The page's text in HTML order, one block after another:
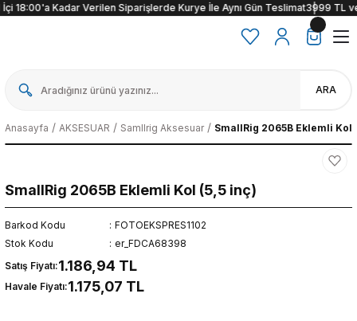
18:00'a Kadar Verilen Siparişlerde Kurye İle Aynı Gün Teslimat3999 TL ve
ARA
Anasayfa AKSESUAR Samllrig Aksesuar SmallRig 2065B Eklemli Kol
SmallRig 2065B Eklemli Kol (5,5 inç)
Barkod Kodu
FOTOEKSPRES1102
Stok Kodu
er_FDCA68398
Satış Fiyatı:1.186,94 TL
Havale Fiyatı:1.175,07 TL